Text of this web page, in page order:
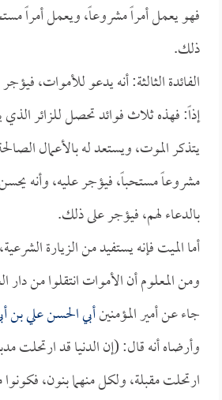
فهو يعمل أمراً مشروعاً، ويعمل أمراً
ذلك.
الفائدة الثالثة: أنه يدعو للأموات،
إذاً: فهذه ثلاث فوائد تحصل للزائر
يتذكر الموت، ويستعد له بالأعمال
مشروعاً مستحباً، فيؤجر عليه، وأنه
بالدعاء لهم، فيؤجر على ذلك.
أما الميت فإنه يستفيد من الزيارة
ومن المعلوم أن الأموات انتقلوا من دار
جاء عن أمير المؤمنينأبي الحسن علي بن
وأرضاه أنه قال: (إن الدنيا قد ارتحلت
ارتحلت مقبلة، ولكل منهما بنون، فكونوا